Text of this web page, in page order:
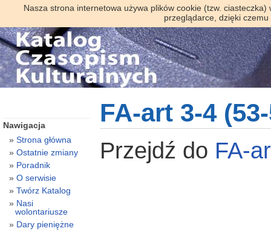
Nasza strona internetowa używa plików cookie (tzw.
przeglądarce, dzięki
FA-art 3-4
Przejdź do FA-
Nawigacja
Strona główna
Ostatnie zmiany
Poradnik
O serwisie
Twórz Katalog
Nasi
wolontariusze
Dary pieniężne